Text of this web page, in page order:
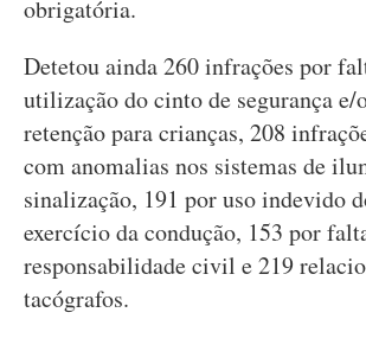
obrigatória.
Detetou ainda 260 infrações por
utilização do cinto de segurança e/
retenção para crianças, 208
com anomalias nos sistemas de
sinalização, 191 por uso indevido
exercício da condução, 153 por
responsabilidade civil e 219
tacógrafos.